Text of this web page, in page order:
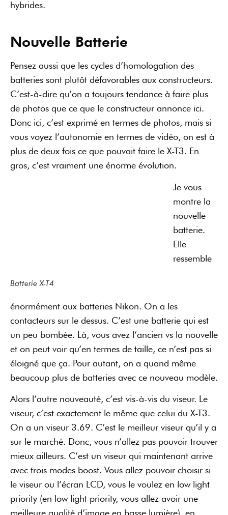
hybrides.
Nouvelle Batterie
Pensez aussi que les cycles d’homologation des
batteries sont plutôt défavorables aux constructeurs.
C’est-à-dire qu’on a toujours tendance à faire plus
de photos que ce que le constructeur annonce ici.
Donc ici, c’est exprimé en termes de photos, mais si
vous voyez l’autonomie en termes de vidéo, on est à
plus de deux fois ce que pouvait faire le X-T3. En
gros, c’est vraiment une énorme évolution.
Batterie X-T4
Je vous
montre la
nouvelle
batterie.
Elle
ressemble
énormément aux batteries Nikon. On a les
contacteurs sur le dessus. C’est une batterie qui est
un peu bombée. Là, vous avez l’ancien vs la nouvelle
et on peut voir qu’en termes de taille, ce n’est pas si
éloigné que ça. Pour autant, on a quand même
beaucoup plus de batteries avec ce nouveau modèle.
Alors l’autre nouveauté, c’est vis-à-vis du viseur. Le
viseur, c’est exactement le même que celui du X-T3.
On a un viseur 3.69. C’est le meilleur viseur qu’il y a
sur le marché. Donc, vous n’allez pas pouvoir trouver
mieux ailleurs. C’est un viseur qui maintenant arrive
avec trois modes boost. Vous allez pouvoir choisir si
le viseur ou l’écran LCD, vous le voulez en low light
priority (en low light priority, vous allez avoir une
meilleure qualité d’image en basse lumière), en